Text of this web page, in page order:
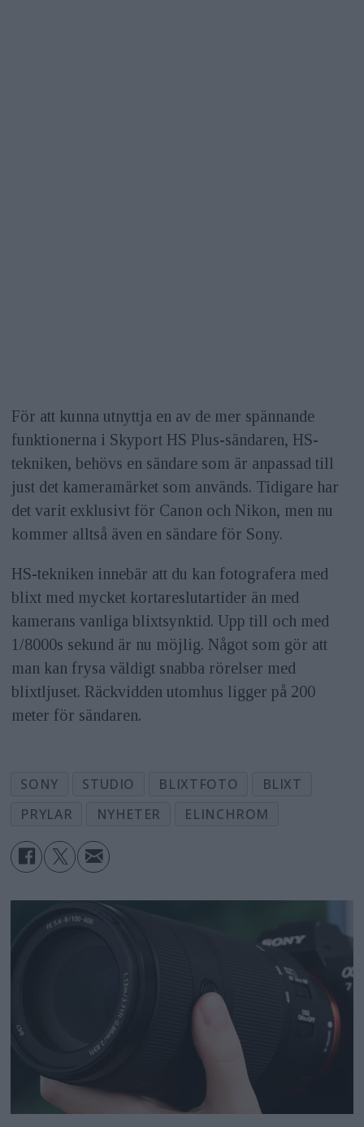
För att kunna utnyttja en av de mer spännande
funktionerna i Skyport HS Plus-sändaren, HS-
tekniken, behövs en sändare som är anpassad till
just det kameramärket som används. Tidigare har
det varit exklusivt för Canon och Nikon, men nu
kommer alltså även en sändare för Sony.
HS-tekniken innebär att du kan fotografera med
blixt med mycket kortareslutartider än med
kamerans vanliga blixtsynktid. Upp till och med
1/8000s sekund är nu möjlig. Något som gör att
man kan frysa väldigt snabba rörelser med
blixtljuset. Räckvidden utomhus ligger på 200
meter för sändaren.
SONY STUDIO BLIXTFOTO
BLIXT
PRYLAR
NYHETER ELINCHROM